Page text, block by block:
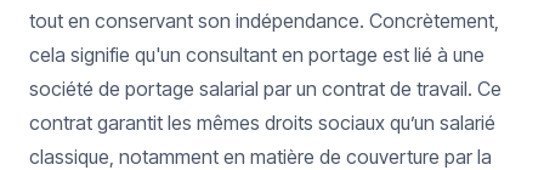
tout en conservant son indépendance. Concrètement,
cela signifie qu'un consultant en portage est lié à une
société de portage salarial par un contrat de travail. Ce
contrat garantit les mêmes droits sociaux qu’un salarié
classique, notamment en matière de couverture par la